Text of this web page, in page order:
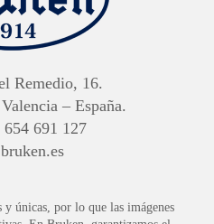
Remedio, 16.
– España.
691 127
y únicas, por lo que las imágenes